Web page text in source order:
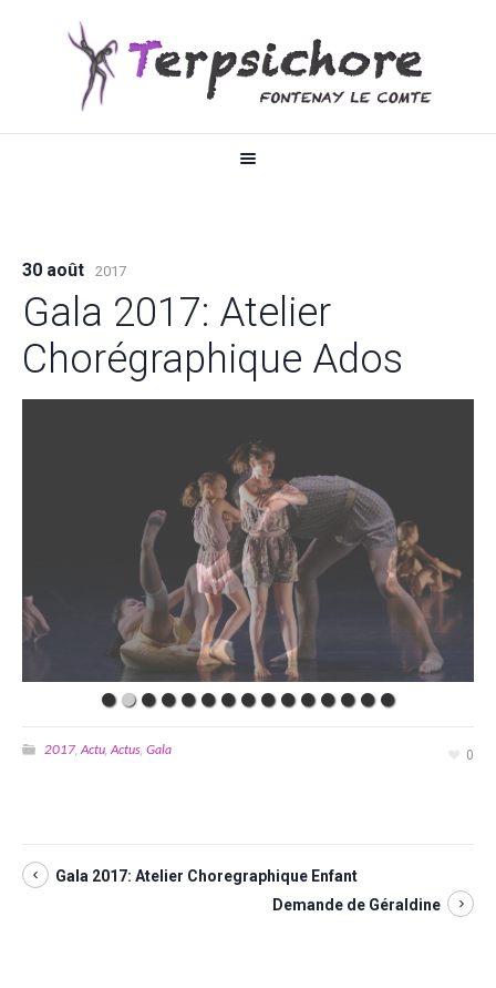
30 août 2017
Gala 2017: Atelier
Chorégraphique Ados
0
2017,Actu,Actus, Gala
Gala 2017: Atelier Choregraphique Enfant
Demande de Géraldine